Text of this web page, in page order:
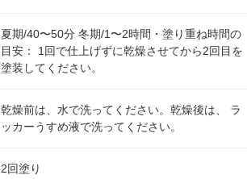
夏期/40〜50分 冬期/1〜2時間・塗り重ね時間の
目安： 1回で仕上げずに乾燥させてから2回目を
塗装してください。
乾燥前は、水で洗ってください。乾燥後は、 ラ
ッカーうすめ液で洗ってください。
2回塗り